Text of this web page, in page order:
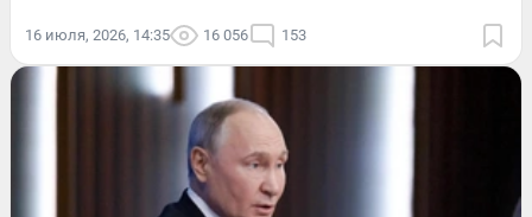
16 июля, 2026, 14:35 16 056 153